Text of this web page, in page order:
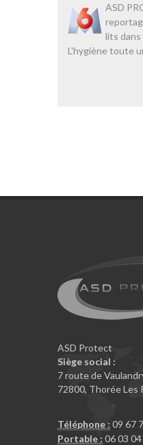
ASD
lits dans
L'hygiène toute
ASD Protect
Siège social :
7 route de
72800, Thorée Les
Téléphone : 09 67
Portable : 06 03